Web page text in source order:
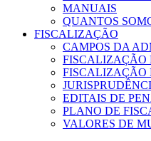
MANUAIS
QUANTOS
FISCALIZAÇÃO
CAMPOS DA
FISCALIZAÇÃO
FISCALIZAÇÃO
EDITAIS DE
PLANO DE
VALORES DE